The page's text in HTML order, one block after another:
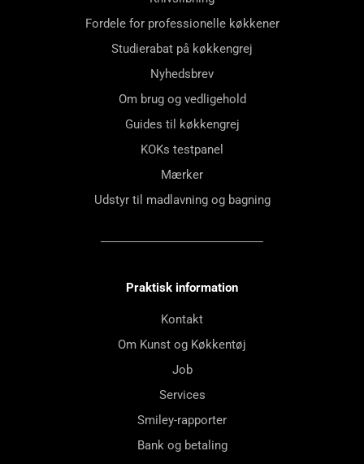
Fordele for professionelle køkkener
Studierabat på køkkengrej
Nyhedsbrev
Om brug og vedligehold
Guides til køkkengrej
KOKs testpanel
Mærker
Udstyr til madlavning og bagning
Praktisk information
Kontakt
Om Kunst og Køkkentøj
Job
Services
Smiley-rapporter
Bank og betaling